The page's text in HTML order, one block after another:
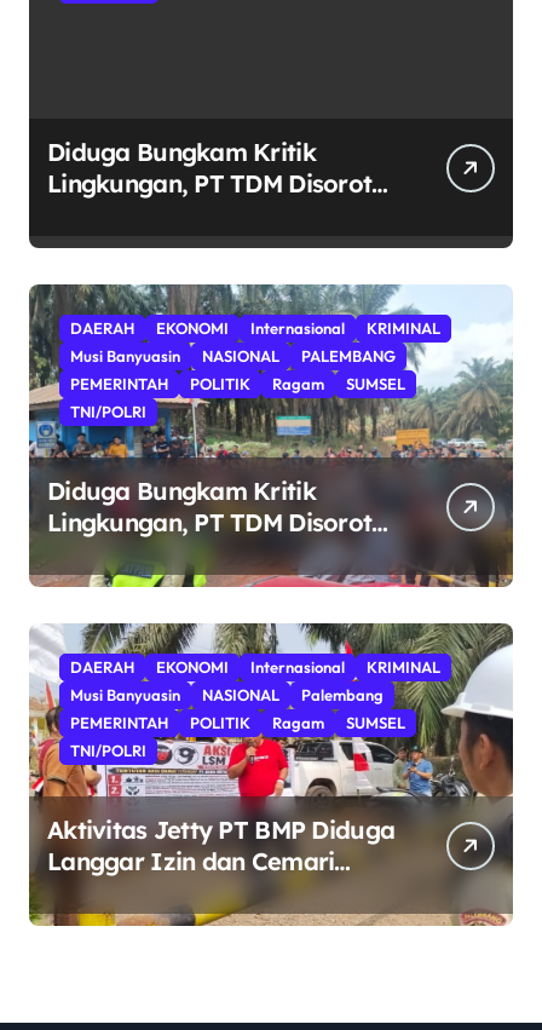
Diduga Bungkam Kritik
Lingkungan, PT TDM Disorot
Digelar; POSE RI Nilai Ada
Indikasi Obstruction terhadap
Hak Konstitusional Warga.
DAERAH EKONOMI Internasional
KRIMINAL
Musi Banyuasin
NASIONAL
PALEMBANG
PEMERINTAH
POLITIK Ragam
SUMSEL
TNI/POLRI
Diduga Bungkam Kritik
Lingkungan, PT TDM Disorot
Usai Aksi Damai Gagal
Digelar; POSE RI Nilai Ada
Indikasi Obstruction terhadap
Hak Konstitusional Warga.
DAERAH EKONOMI Internasional
KRIMINAL
Musi Banyuasin
NASIONAL
Palembang
PEMERINTAH
POLITIK Ragam
SUMSEL
TNI/POLRI
Aktivitas Jetty PT BMP Diduga
Langgar Izin dan Cemari
Sungai Dawas, Massa Aksi
POSE RI bersama Barikade 98